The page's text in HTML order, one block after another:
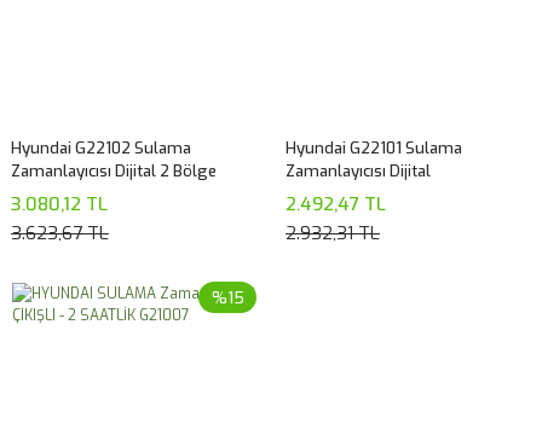
Hyundai G22102 Sulama
Zamanlayıcısı Dijital 2 Bölge
3.080,12 TL
3.623,67 TL
Hyundai G22101 Sulama
Zamanlayıcısı Dijital
2.492,47 TL
2.932,31 TL
%15